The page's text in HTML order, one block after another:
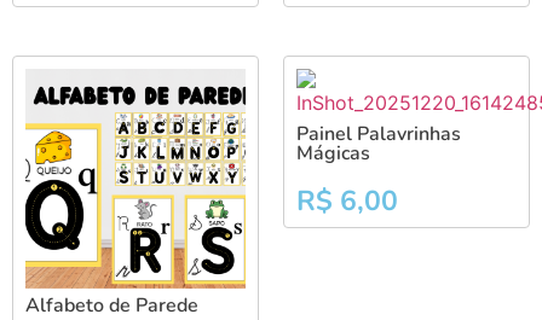
Alfabeto de Parede
Painel Palavrinhas
Mágicas
R$ 6,00